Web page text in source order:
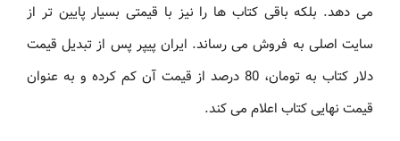
می دهد. بلکه باقی کتاب ها را نیز با قیمتی بسیار پایین تر از
سایت اصلی به فروش می رساند. ایران پیپر پس از تبدیل قیمت
دلار کتاب به تومان، 80 درصد از قیمت آن کم کرده و به عنوان
قیمت نهایی کتاب اعلام می کند.